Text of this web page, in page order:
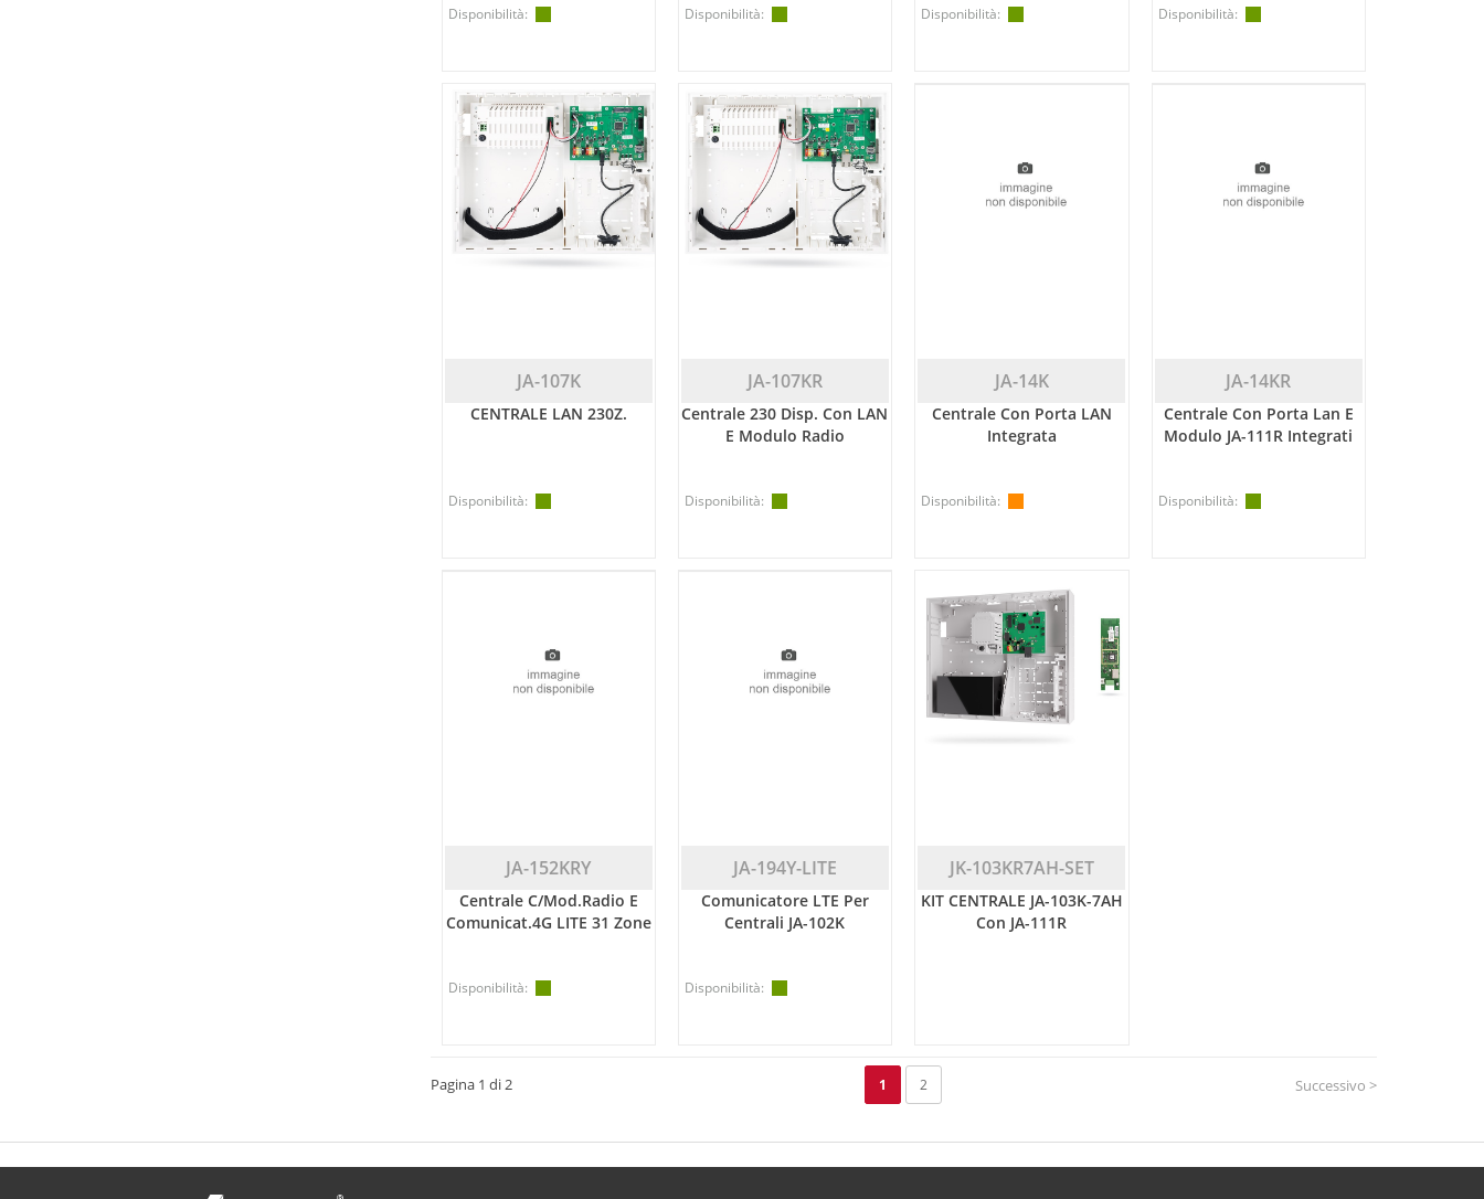
Disponibilità: Disponibilità: Disponibilità: Disponibilità:
JA-107K
CENTRALE LAN 230Z.
Disponibilità:
JA-107KR
Centrale 230 Disp. Con LAN
E Modulo Radio
Disponibilità:
JA-14K
Centrale Con Porta LAN
Integrata
Disponibilità:
JA-14KR
Centrale Con Porta Lan E
Modulo JA-111R Integrati
Disponibilità:
JA-152KRY
Centrale C/mod.radio E
Comunicat.4G LITE 31 Zone
Disponibilità:
JA-194Y-LITE
Comunicatore LTE Per
Centrali JA-102K
Disponibilità:
JK-103KR7AH-SET
KIT CENTRALE JA-103K-7AH
Con JA-111R
Pagina 1 di 2 1 2 Successivo >